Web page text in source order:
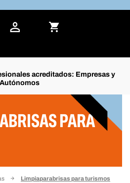
acreditados: Empresas y
Autónomos
PARA
Limpiaparabrisas para turismos